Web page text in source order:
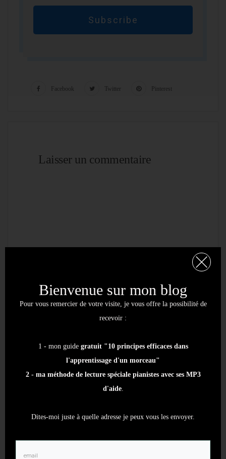
Subscribe
Facebook Twitter Pinterest
Laisser un commentaire
Bienvenue sur mon blog
Pour vous remercier de votre visite, je vous offre la possibilité de
recevoir :
1 - mon guide gratuit "10 principes efficaces dans
l'apprentissage d'un morceau"
2 - ma méthode de lecture spéciale pianistes avec ses MP3
d'aide.
Dites-moi juste à quelle adresse je peux vous les envoyer.